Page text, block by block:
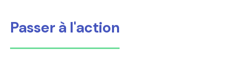
Passer à l'action